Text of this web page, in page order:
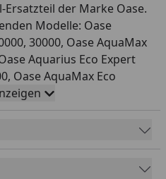
der Marke Oase.
Modelle: Oase
30000, Oase AquaMax
Aquarius Eco Expert
Oase AquaMax Eco
AquaMax Eco Expert 20000
27000/12V, Oase
/ 12 V. Dieses Ersatzteil ist